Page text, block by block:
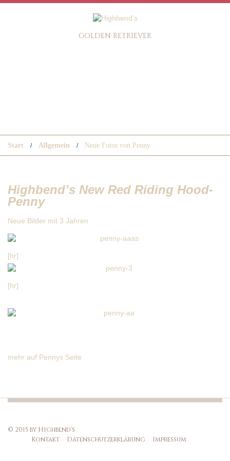
GOLDEN RETRIEVER
Start Allgemein Neue Fotos von Penny
Highbend’s New Red Riding Hood-
Penny
Neue Bilder mit 3 Jahren
[hr]
[hr]
mehr auf Pennys Seite
© 2015 by Highbend's
Kontakt
Datenschutzerklärung Impressum